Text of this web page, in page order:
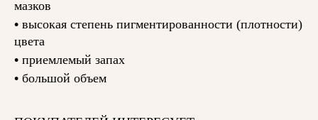
мазков
• высокая степень пигментированности (плотности)
цвета
• приемлемый запах
• большой объем